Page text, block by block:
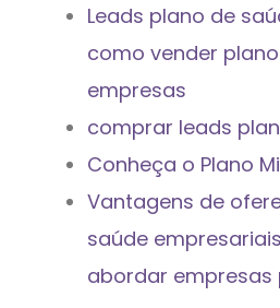
Leads plano de
como vender
empresas
comprar leads
Conheça o Plano
Vantagens de
saúde
abordar empresas